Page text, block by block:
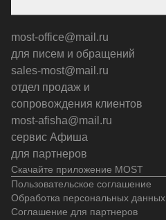
Скачайте приложение MOST
most-office@mail.ru
для писем и обращений
sales-most@mail.ru
отдел продаж и
сопровождения клиентов
most-afisha@mail.ru
сервис Афиша
для партнеров
Пользовательское соглашение
Обработка персональных данных
Соглашение для партнеров